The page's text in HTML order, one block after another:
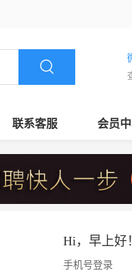
联系客服 会员
Hi， 早上好！
手机号登录